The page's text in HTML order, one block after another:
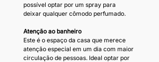
possível optar por um spray para
deixar qualquer cômodo perfumado.
Atenção ao banheiro
Este é o espaço da casa que merece
atenção especial em um dia com maior
circulação de pessoas. Ideal optar por